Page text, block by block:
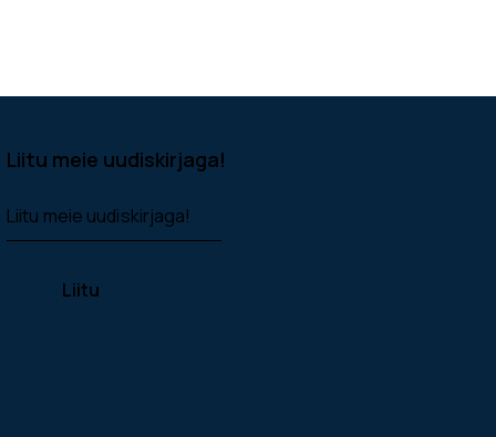
Liitu meie uudiskirjaga!